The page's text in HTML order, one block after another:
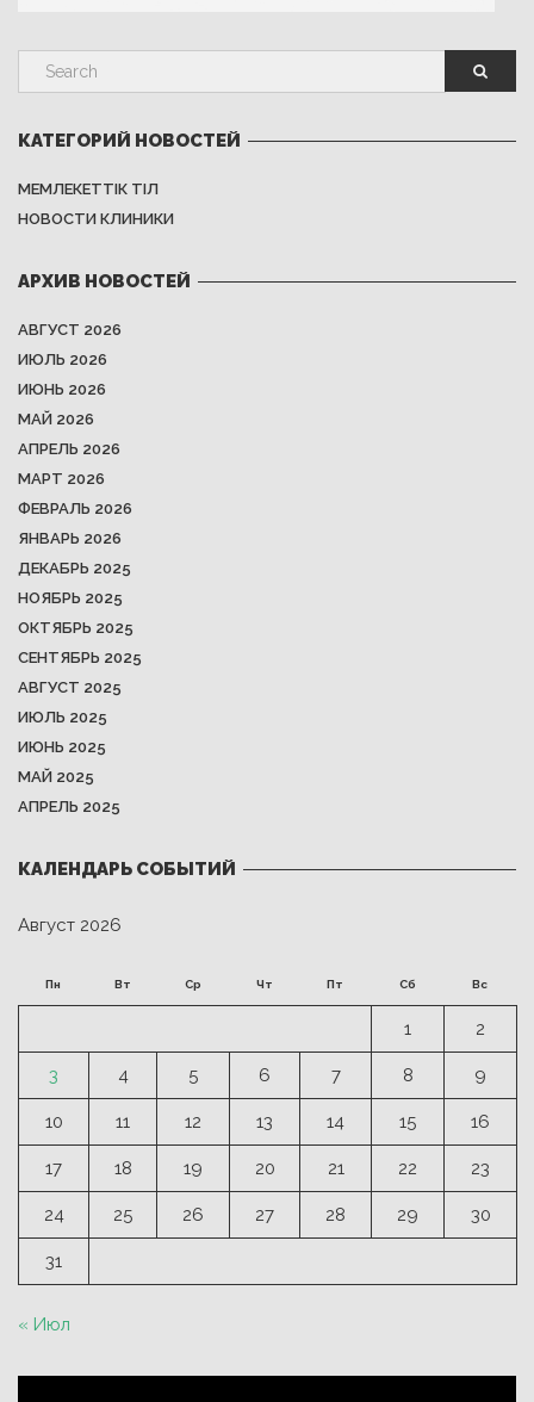
КАТЕГОРИЙ НОВОСТЕЙ
МЕМЛЕКЕТТІК ТІЛ
НОВОСТИ КЛИНИКИ
АРХИВ НОВОСТЕЙ
АВГУСТ 2026
ИЮЛЬ 2026
ИЮНЬ 2026
МАЙ 2026
АПРЕЛЬ 2026
МАРТ 2026
ФЕВРАЛЬ 2026
ЯНВАРЬ 2026
ДЕКАБРЬ 2025
НОЯБРЬ 2025
ОКТЯБРЬ 2025
СЕНТЯБРЬ 2025
АВГУСТ 2025
ИЮЛЬ 2025
ИЮНЬ 2025
МАЙ 2025
АПРЕЛЬ 2025
КАЛЕНДАРЬ СОБЫТИЙ
Август 2026
Пн Вт Ср Чт Пт Сб Вс
1 2
3 4 5 6 7 8 9
10 11 12 13 14 15 16
17 18 19 20 21 22 23
24 25 26 27 28 29 30
31
« Июл